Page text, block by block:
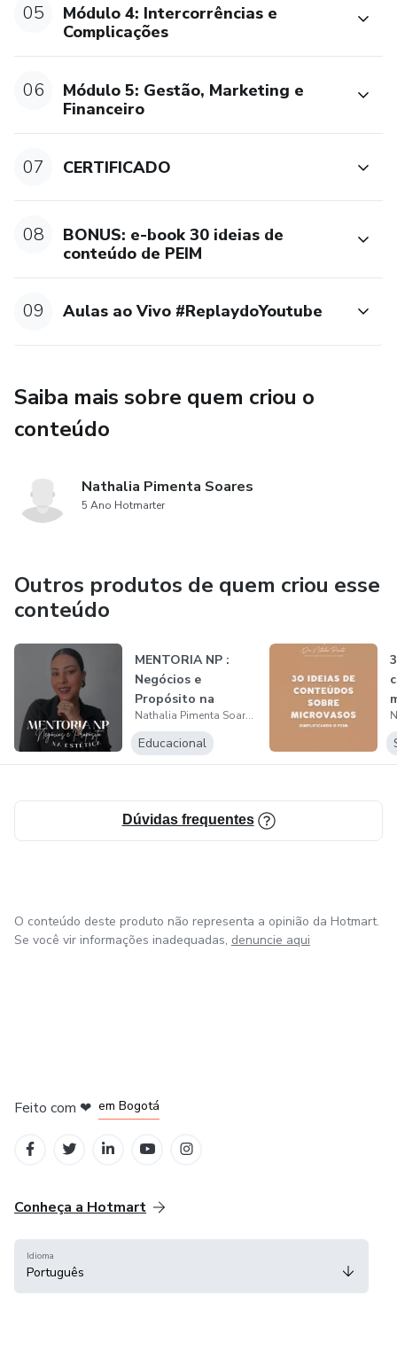
05
Módulo 4: Intercorrências e
Complicações
06
Módulo 5: Gestão, Marketing e
Financeiro
07 CERTIFICADO
08
BONUS: e-book 30 ideias de
conteúdo de PEIM
09 Aulas ao Vivo #ReplaydoYoutube
Saiba mais sobre quem criou o
conteúdo
Nathalia Pimenta Soares
5 Ano Hotmarter
Outros produtos de quem criou esse
conteúdo
MENTORIA NP :
Negócios e
Propósito na
Estética
Nathalia Pimenta Soares
Educacional
Dúvidas frequentes
O conteúdo deste produto não representa a opinião da Hotmart.
Se você vir informações inadequadas, denuncie aqui
Feito com ❤ em Bogotá
Conheça a Hotmart
Idioma
Português